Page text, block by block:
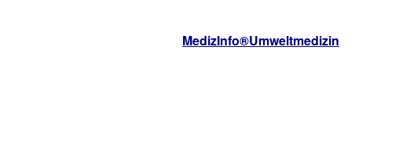
MedizInfo®Umweltmedizin